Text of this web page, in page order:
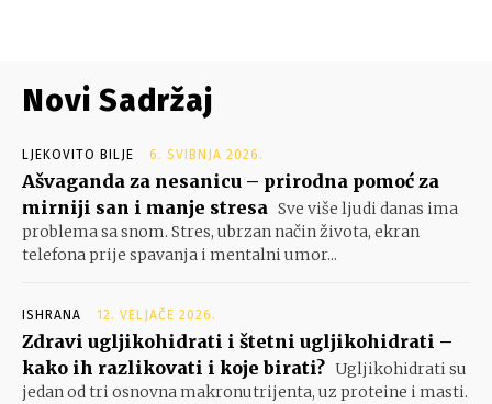
Novi Sadržaj
LJEKOVITO BILJE 6. SVIBNJA 2026.
Ašvaganda za nesanicu – prirodna pomoć za
mirniji san i manje stresa Sve više ljudi danas ima
problema sa snom. Stres, ubrzan način života, ekran
telefona prije spavanja i mentalni umor...
ISHRANA 12. VELJAČE 2026.
Zdravi ugljikohidrati i štetni ugljikohidrati –
kako ih razlikovati i koje birati? Ugljikohidrati su
jedan od tri osnovna makronutrijenta, uz proteine i masti.